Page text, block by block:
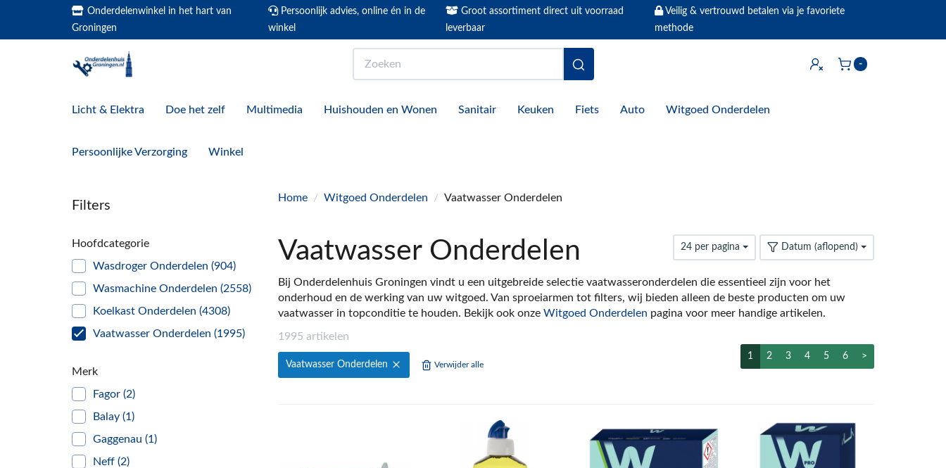
Onderdelenwinkel in het hart van
Groningen
Persoonlijk advies, online én in de
winkel
Groot assortiment direct uit voorraad
leverbaar
Veilig & vertrouwd betalen via je favoriete
methode
Inloggen -
Licht & Elektra Doe het zelf Multimedia Huishouden en Wonen Sanitair Keuken Fiets Auto Witgoed Onderdelen
Persoonlijke Verzorging Winkel
Filters
Hoofdcategorie
Wasdroger Onderdelen (904)
Wasmachine Onderdelen (2558)
Koelkast Onderdelen (4308)
Vaatwasser Onderdelen (1995)
Merk
Fagor (2)
Balay (1)
Gaggenau (1)
Neff (2)
Home / Witgoed Onderdelen / Vaatwasser Onderdelen
Vaatwasser Onderdelen Datum (aflopend)
24 per pagina
Bij Onderdelenhuis Groningen vindt u een uitgebreide selectie vaatwasseronderdelen die essentieel zijn voor het
onderhoud en de werking van uw witgoed. Van sproeiarmen tot filters, wij bieden alleen de beste producten om uw
vaatwasser in topconditie te houden. Bekijk ook onze Witgoed Onderdelen pagina voor meer handige artikelen.
1995 artikelen
Vaatwasser Onderdelen Verwijder alle
1 2 3 4 5 6 >